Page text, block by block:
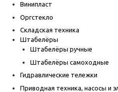
Винипласт
Оргстекло
Складская техника
Штабелёры
Штабелёры ручные
Штабелёры самоходные
Гидравлические тележки
Приводная техника, насосы и